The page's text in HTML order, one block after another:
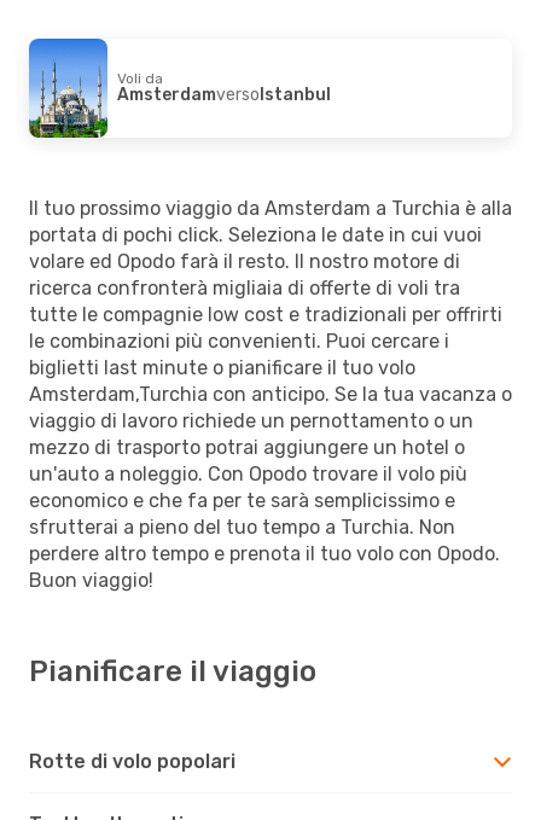
Voli da
AmsterdamversoIstanbul
Il tuo prossimo viaggio da Amsterdam a Turchia è alla
portata di pochi click. Seleziona le date in cui vuoi
volare ed Opodo farà il resto. Il nostro motore di
ricerca confronterà migliaia di offerte di voli tra
tutte le compagnie low cost e tradizionali per offrirti
le combinazioni più convenienti. Puoi cercare i
biglietti last minute o pianificare il tuo volo
Amsterdam,Turchia con anticipo. Se la tua vacanza o
viaggio di lavoro richiede un pernottamento o un
mezzo di trasporto potrai aggiungere un hotel o
un'auto a noleggio. Con Opodo trovare il volo più
economico e che fa per te sarà semplicissimo e
sfrutterai a pieno del tuo tempo a Turchia. Non
perdere altro tempo e prenota il tuo volo con Opodo.
Buon viaggio!
Pianificare il viaggio
Rotte di volo popolari